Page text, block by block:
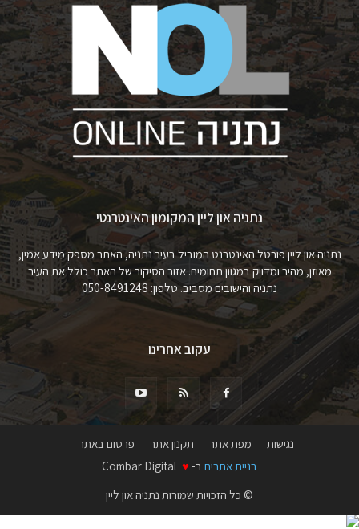
נתניה און ליין המקומון האינטרנטי
נתניה און ליין פורטל האינטרנט המוביל בעיר נתניה, האתר מספק מידע אמין,
מאוזן, מהיר ומדויק במגוון תחומים. אזור הסיקור של האתר כולל את העיר
נתניה והישובים מסביב. טלפון: 050-8491248
עקוב אחרינו
נגישות מפת אתר תקנון אתר
פרסום באתר
בניית אתרים ב- ♥
© כל הזכויות שמורות נתניה און ליין